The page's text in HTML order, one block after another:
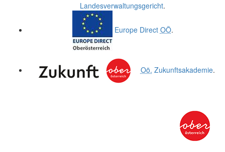
Landesverwaltungsgericht.
Europe Direct OÖ.
Oö. Zukunftsakademie.